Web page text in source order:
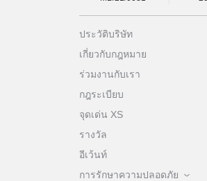
ประวัติบริษัท
เกี่ยวกับกฎหมาย
ร่วมงานกับเรา
กฎระเบียบ
จุดเด่น XS
รางวัล
อีเว้นท์
การรักษาความปลอดภัย